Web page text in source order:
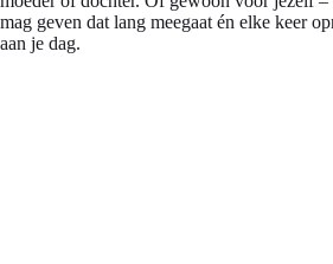
mag geven dat lang meegaat én elke keer
aan je dag.